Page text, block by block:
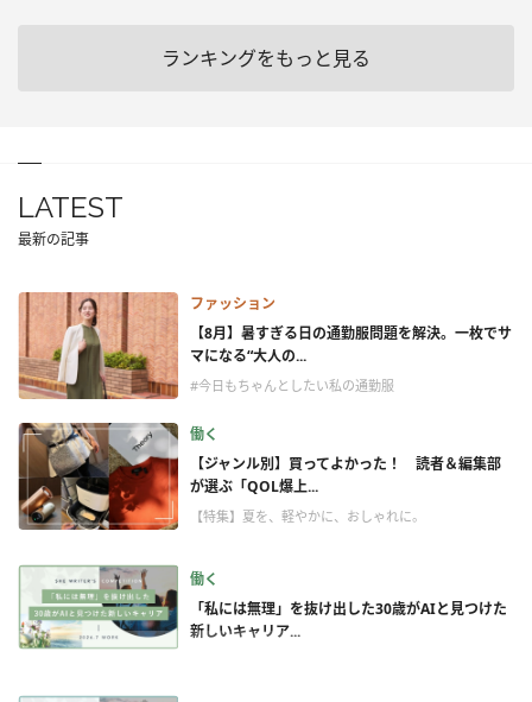
ランキングをもっと見る
LATEST
最新の記事
ファッション
【8月】暑すぎる日の通勤服問題を解決。一枚でサ
マになる“大人の...
#今日もちゃんとしたい私の通勤服
働く
【ジャンル別】買ってよかった！ 読者＆編集部
が選ぶ「QOL爆上...
【特集】夏を、軽やかに、おしゃれに。
働く
「私には無理」を抜け出した30歳がAIと見つけた
新しいキャリア...